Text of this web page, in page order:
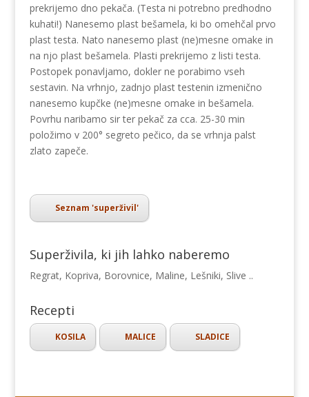
prekrijemo dno pekača. (Testa ni potrebno predhodno
kuhati!) Nanesemo plast bešamela, ki bo omehčal prvo
plast testa. Nato nanesemo plast (ne)mesne omake in
na njo plast bešamela. Plasti prekrijemo z listi testa.
Postopek ponavljamo, dokler ne porabimo vseh
sestavin. Na vrhnjo, zadnjo plast testenin izmenično
nanesemo kupčke (ne)mesne omake in bešamela.
Povrhu naribamo sir ter pekač za cca. 25-30 min
položimo v 200° segreto pečico, da se vrhnja palst
zlato zapeče.
Seznam 'superživil'
Superživila, ki jih lahko naberemo
Regrat, Kopriva, Borovnice, Maline, Lešniki, Slive ..
Recepti
KOSILA MALICE SLADICE